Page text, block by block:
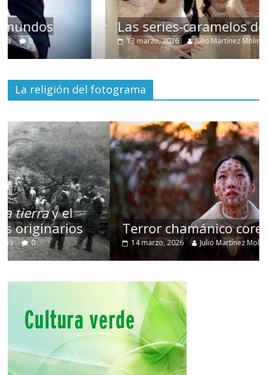
Las series-caramelos de Shondaland
13 marzo, 2026 Julio Martínez Molina 0
La religión del fotograma
Terror chamánico coreano
14 marzo, 2026 Julio Martínez Molina 0